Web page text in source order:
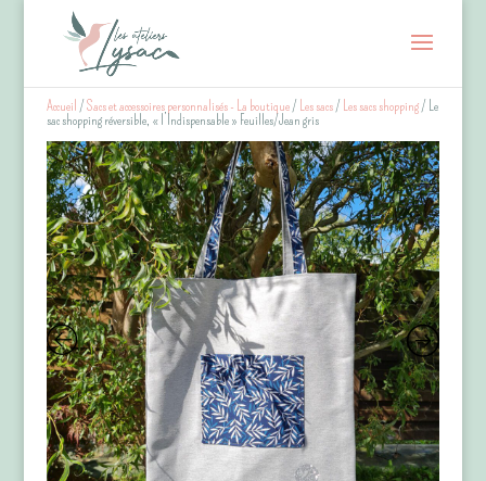
Accueil / Sacs et accessoires personnalisés - La boutique/ Les sacs/ Les sacs shopping/ Le
sac shopping réversible, « l’Indispensable » Feuilles/Jean gris